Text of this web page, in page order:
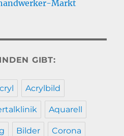
Markt
GIBT:
Acrylbild
Aquarell
Bilder Corona